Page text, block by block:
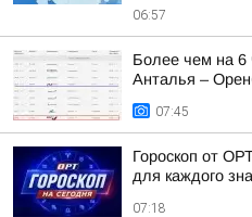
06:57
Более чем на 6
Анталья –
07:45
Гороскоп от
для каждого
07:18